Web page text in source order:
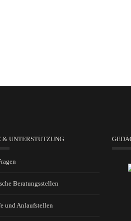
& UNTERSTÜTZUNG
Beratungsstellen
und Anlaufstellen